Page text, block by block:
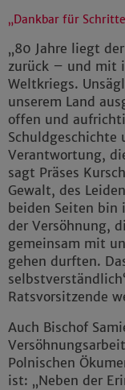
„Dankbar für
„80 Jahre liegt
zurück – und mit
Weltkriegs.
unserem Land
offen und
Schuldgeschichte
Verantwortung,
sagt Präses
Gewalt, des
beiden Seiten bin
der Versöhnung,
gemeinsam mit
gehen durften.
Ratsvorsitzende
Auch Bischof
Polnischen
ist: „Neben der